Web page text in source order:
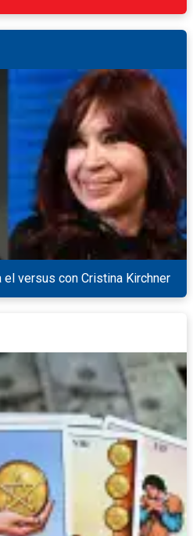
versus con Cristina Kirchner